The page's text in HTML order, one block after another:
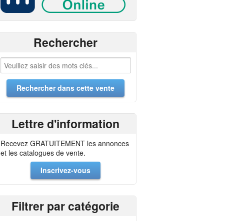
Rechercher
Lettre d'information
Recevez GRATUITEMENT les annonces
et les catalogues de vente.
Inscrivez-vous
Filtrer par catégorie